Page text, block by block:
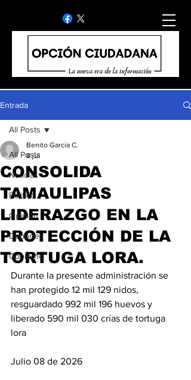
Entrada
All Posts
Noticias
Politica
Opinion
Deportes
Gobierno
All Posts
CONSOLIDA
TAMAULIPAS
LIDERAZGO EN LA
PROTECCIÓN DE LA
TORTUGA LORA.
Benito García C.
8 jul
Durante la presente administración se
han protegido 12 mil 129 nidos,
resguardado 992 mil 196 huevos y
liberado 590 mil 030 crías de tortuga
lora
Julio 08 de 2026